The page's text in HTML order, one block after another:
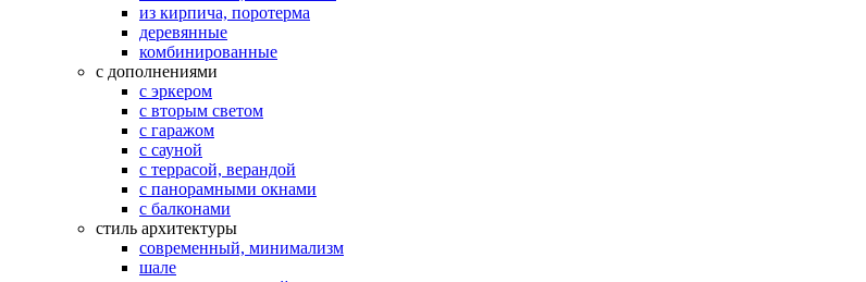
из кирпича, поротерма
деревянные
комбинированные
с дополнениями
с эркером
с вторым светом
с гаражом
с сауной
с террасой, верандой
с панорамными окнами
с балконами
стиль архитектуры
современный, минимализм
шале